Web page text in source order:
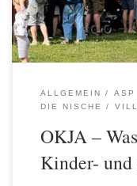
bedeutet, die oft
ALLGEMEIN ASP
DIE NISCHE
OKJA –
Kinder- und